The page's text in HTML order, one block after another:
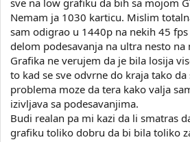
Nemam ja 1030 karticu. Mislim
sam odigrao u 1440p na nekih 45
delom podesavanja na ultra nesto na
Grafika ne verujem da je bila losija
to kad se sve odvrne do kraja tako da
problema moze da tera kako valja
izivljava sa podesavanjima.
Budi realan pa mi kazi da li smatras
grafiku toliko dobru da bi bila toliko